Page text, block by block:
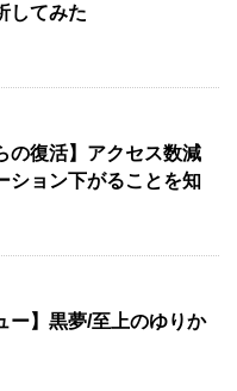
してみた
の復活】アクセス数減
ション下がることを知
ー】黒夢/至上のゆりか